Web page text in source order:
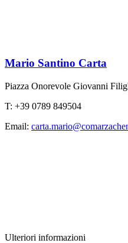
Mario Santino Carta
Piazza Onorevole Giovanni
T: +39 0789 849504
Email:
Ulteriori informazioni